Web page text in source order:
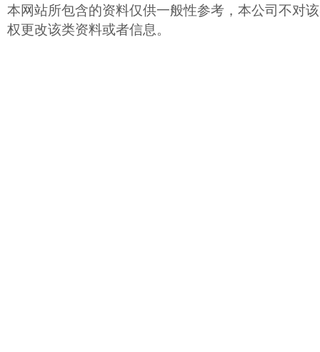
本网站所包含的资料仅供一般性参考，本公司不对
权更改该类资料或者信息。